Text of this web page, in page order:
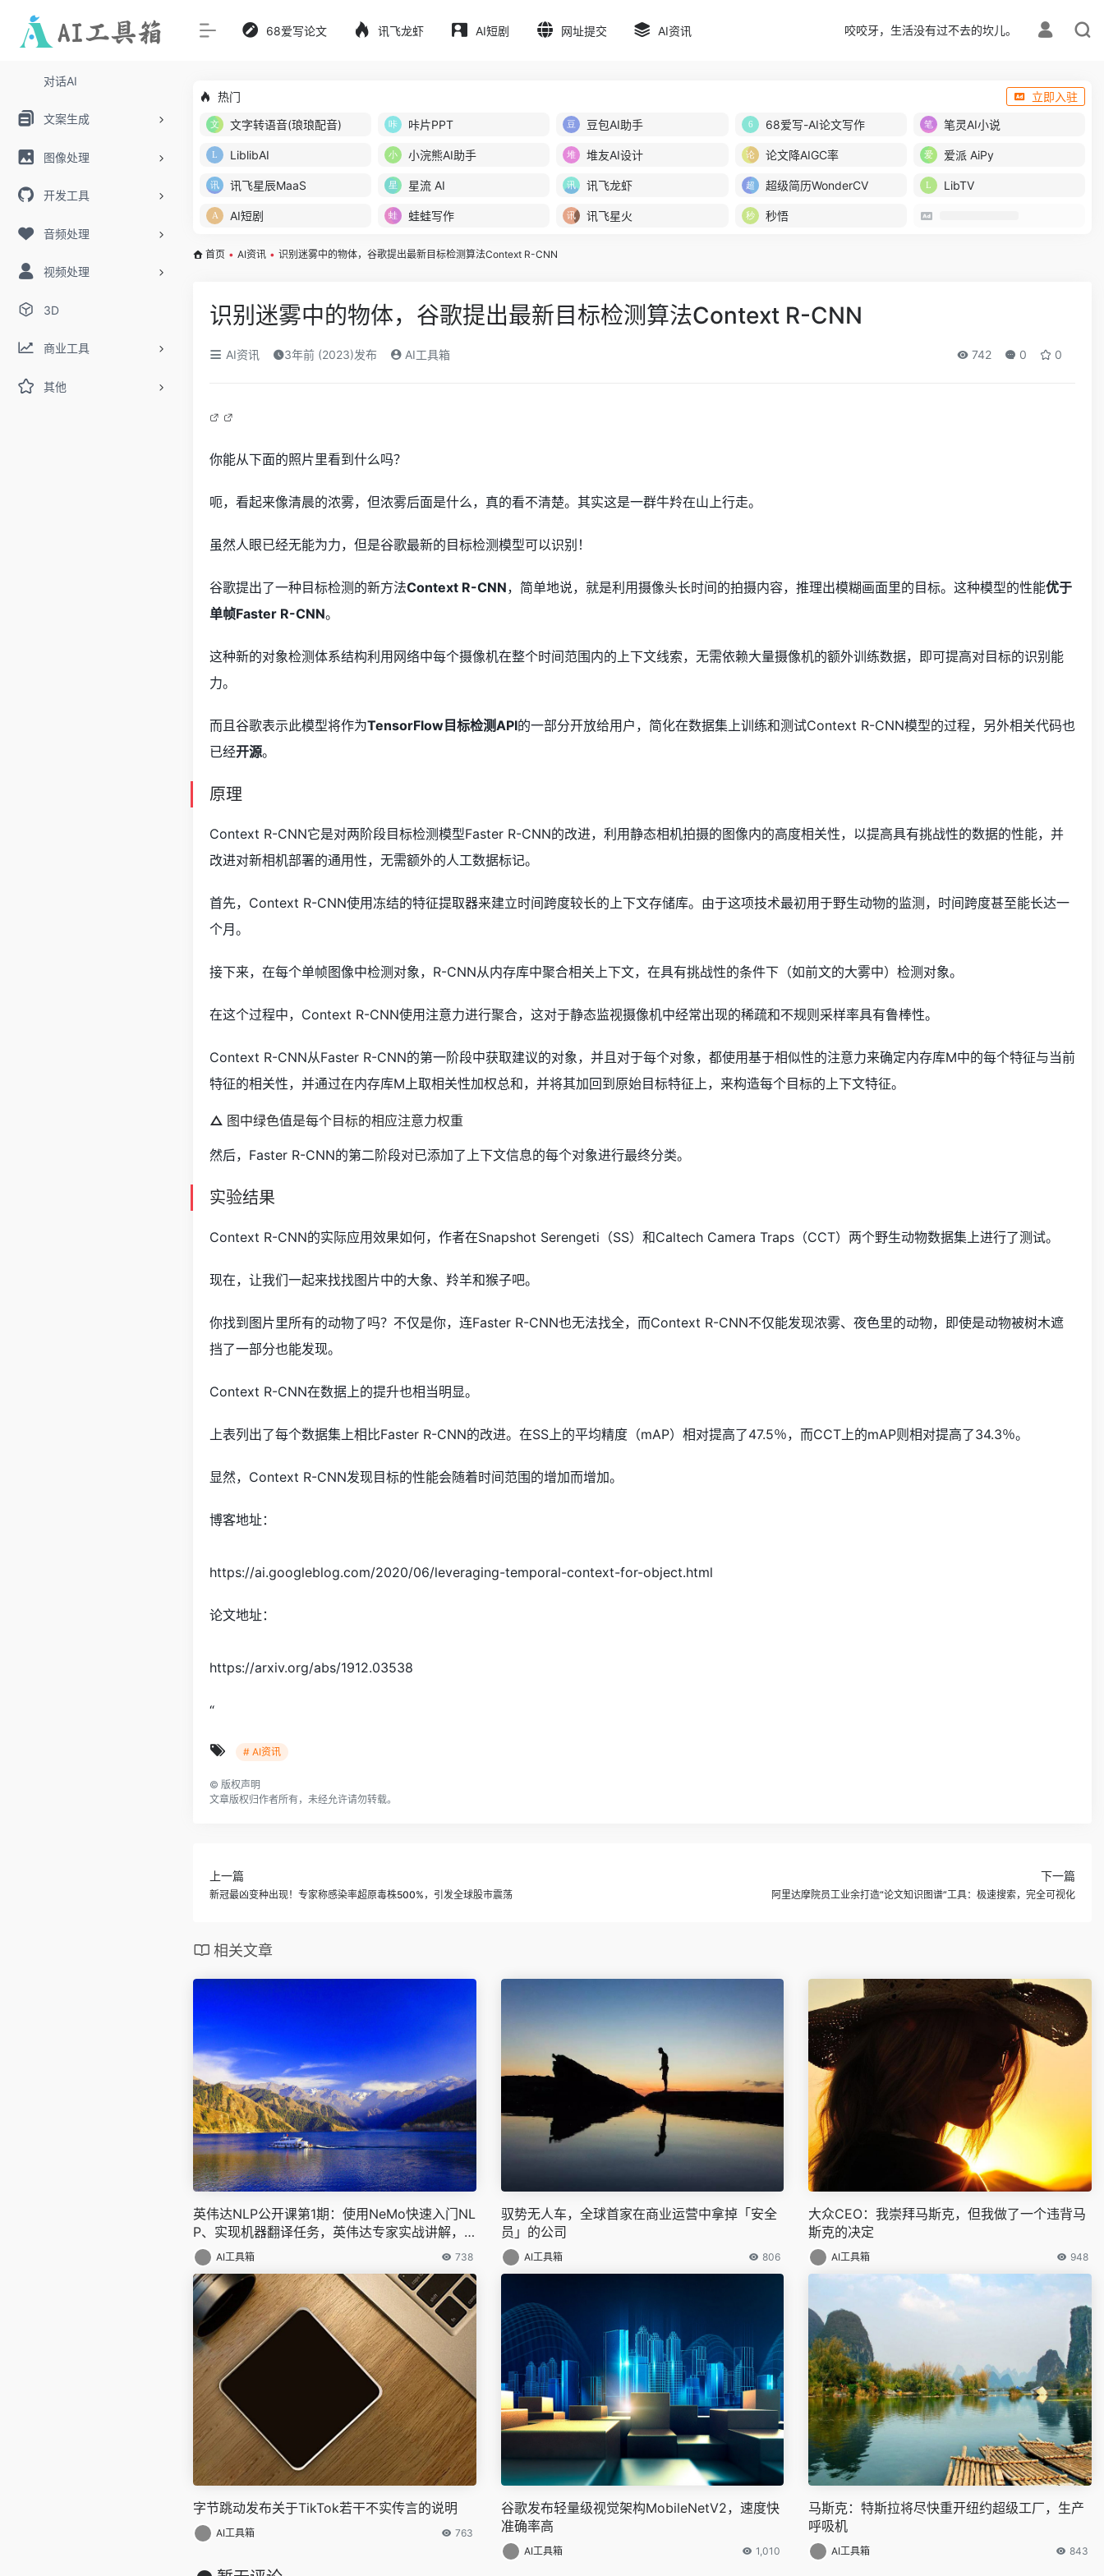
对话AI
文案生成
图像处理
开发工具
音频处理
视频处理
3D
商业工具
其他
68爱写论文 讯飞龙虾 AI短剧 网址提交 AI资讯 咬咬牙，生活没有过不去的坎儿。
热门
立即入驻
文字转语音(琅琅配音)
咔片PPT 豆包AI助手 68爱写-AI论文写作 笔灵AI小说
LiblibAI 小浣熊AI助手 堆友AI设计 论文降AIGC率 爱派 AiPy
讯飞星辰MaaS 星流 AI 讯飞龙虾 超级简历WonderCV LibTV
AI短剧 蛙蛙写作 讯飞星火 秒悟
首页 • AI资讯 • 识别迷雾中的物体，谷歌提出最新目标检测算法Context R-CNN
识别迷雾中的物体，谷歌提出最新目标检测算法Context R-CNN
AI资讯 3年前 (2023)发布 AI工具箱 742 0 0
你能从下面的照片里看到什么吗？
呃，看起来像清晨的浓雾，但浓雾后面是什么，真的看不清楚。其实这是一群牛羚在山上行走。
虽然人眼已经无能为力，但是谷歌最新的目标检测模型可以识别！
谷歌提出了一种目标检测的新方法Context R-CNN，简单地说，就是利用摄像头长时间的拍摄内容，推理出模糊画面里的目标。这种模型的性能优于
单帧Faster R-CNN。
这种新的对象检测体系结构利用网络中每个摄像机在整个时间范围内的上下文线索，无需依赖大量摄像机的额外训练数据，即可提高对目标的识别能
力。
而且谷歌表示此模型将作为TensorFlow目标检测API的一部分开放给用户，简化在数据集上训练和测试Context R-CNN模型的过程，另外相关代码也
已经开源。
原理
Context R-CNN它是对两阶段目标检测模型Faster R-CNN的改进，利用静态相机拍摄的图像内的高度相关性，以提高具有挑战性的数据的性能，并
改进对新相机部署的通用性，无需额外的人工数据标记。
首先，Context R-CNN使用冻结的特征提取器来建立时间跨度较长的上下文存储库。由于这项技术最初用于野生动物的监测，时间跨度甚至能长达一
个月。
接下来，在每个单帧图像中检测对象，R-CNN从内存库中聚合相关上下文，在具有挑战性的条件下（如前文的大雾中）检测对象。
在这个过程中，Context R-CNN使用注意力进行聚合，这对于静态监视摄像机中经常出现的稀疏和不规则采样率具有鲁棒性。
Context R-CNN从Faster R-CNN的第一阶段中获取建议的对象，并且对于每个对象，都使用基于相似性的注意力来确定内存库M中的每个特征与当前
特征的相关性，并通过在内存库M上取相关性加权总和，并将其加回到原始目标特征上，来构造每个目标的上下文特征。
△ 图中绿色值是每个目标的相应注意力权重
然后，Faster R-CNN的第二阶段对已添加了上下文信息的每个对象进行最终分类。
实验结果
Context R-CNN的实际应用效果如何，作者在Snapshot Serengeti（SS）和Caltech Camera Traps（CCT）两个野生动物数据集上进行了测试。
现在，让我们一起来找找图片中的大象、羚羊和猴子吧。
你找到图片里所有的动物了吗？不仅是你，连Faster R-CNN也无法找全，而Context R-CNN不仅能发现浓雾、夜色里的动物，即使是动物被树木遮
挡了一部分也能发现。
Context R-CNN在数据上的提升也相当明显。
上表列出了每个数据集上相比Faster R-CNN的改进。在SS上的平均精度（mAP）相对提高了47.5％，而CCT上的mAP则相对提高了34.3％。
显然，Context R-CNN发现目标的性能会随着时间范围的增加而增加。
博客地址：
https://ai.googleblog.com/2020/06/leveraging-temporal-context-for-object.html
论文地址：
https://arxiv.org/abs/1912.03538
“
# AI资讯
© 版权声明
文章版权归作者所有，未经允许请勿转载。
上一篇
新冠最凶变种出现！专家称感染率超原毒株500%，引发全球股市震荡
下一篇
阿里达摩院员工业余打造“论文知识图谱”工具：极速搜索，完全可视化
相关文章
英伟达NLP公开课第1期：使用NeMo快速入门NL
P、实现机器翻译任务，英伟达专家实战讲解，
内附代码
AI工具箱 738
驭势无人车，全球首家在商业运营中拿掉「安全
员」的公司
AI工具箱 806
大众CEO：我崇拜马斯克，但我做了一个违背马
斯克的决定
AI工具箱 948
字节跳动发布关于TikTok若干不实传言的说明
AI工具箱 763
谷歌发布轻量级视觉架构MobileNetV2，速度快
准确率高
AI工具箱 1,010
马斯克：特斯拉将尽快重开纽约超级工厂，生产
呼吸机
AI工具箱 843